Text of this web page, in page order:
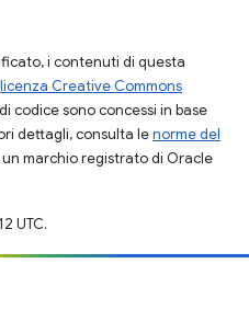
i contenuti di questa
licenza Creative Commons
codice sono concessi in base
dettagli, consulta lenorme del
un marchio registrato di Oracle
UTC.